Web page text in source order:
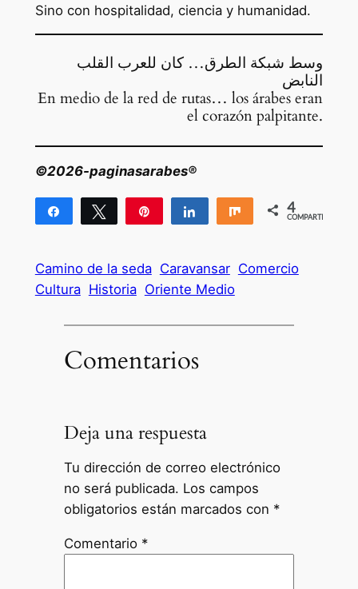
Sino con hospitalidad, ciencia y humanidad.
وسط شبكة الطرق… كان للعرب القلب
النابض
En medio de la red de rutas… los árabes eran
el corazón palpitante.
©2026-paginasarabes®
Compartir Twittear Compartir Compartir
4
COMPARTIR
Camino de la seda Caravansar Comercio
Cultura Historia Oriente Medio
Comentarios
Deja una respuesta
Tu dirección de correo electrónico
no será publicada. Los campos
obligatorios están marcados con *
Comentario *